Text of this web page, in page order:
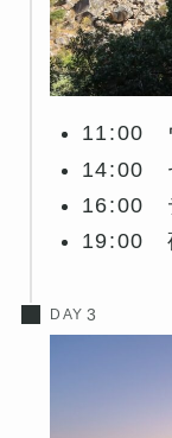
11:00
14:00
16:00
19:00
DAY